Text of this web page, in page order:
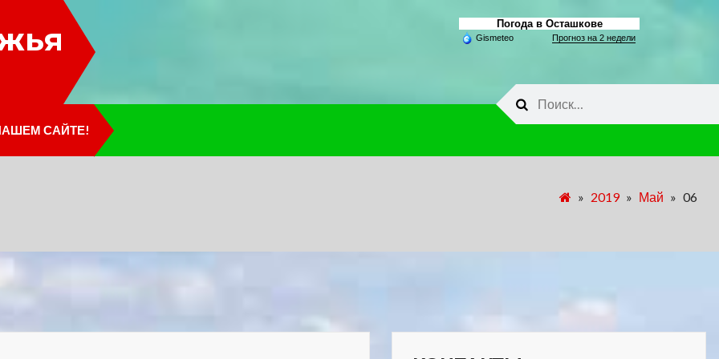
Погода в Осташкове
Gismeteo Прогноз на 2 недели
САЙТЕ!
» 2019 » Май » 06